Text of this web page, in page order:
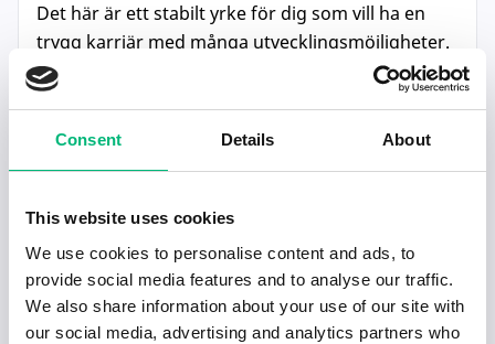
Consent Details About
This website uses cookies
We use cookies to personalise content and ads, to
provide social media features and to analyse our traffic.
We also share information about your use of our site with
our social media, advertising and analytics partners who
Det här är ett stabilt yrke för dig som vill ha en
trygg karriär med många utvecklingsmöjligheter.
8. Tunneltågförare
Längd:14 veckor
Med en kort och intensiv utbildning kan du
snabbt vara redo för ett jobb som
tunneltågförare. I Stockholm erbjuder MTR en
betald utbildning där du får alla nödvändiga